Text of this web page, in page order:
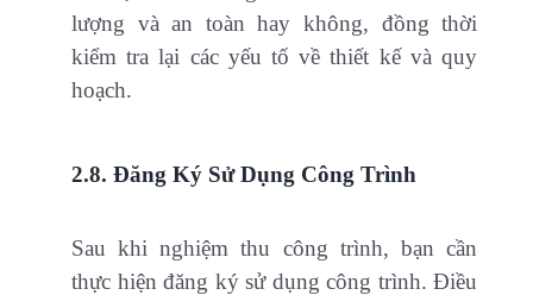
lượng và an toàn hay không, đồng thời
kiểm tra lại các yếu tố về thiết kế và quy
hoạch.
2.8. Đăng Ký Sử Dụng Công Trình
Sau khi nghiệm thu công trình, bạn cần
thực hiện đăng ký sử dụng công trình. Điều